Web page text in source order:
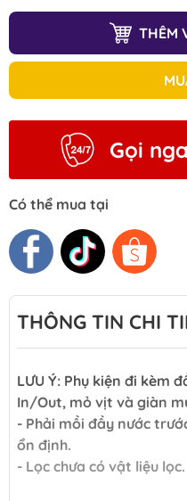
THÊM
Gọi
Có thể mua tại
THÔNG TIN CHI
LƯU Ý: Phụ kiện đi kèm
In/Out, mỏ vịt và giàn
- Phải mồi đầy nước
ổn định.
- Lọc chưa có vật liệu lọc.